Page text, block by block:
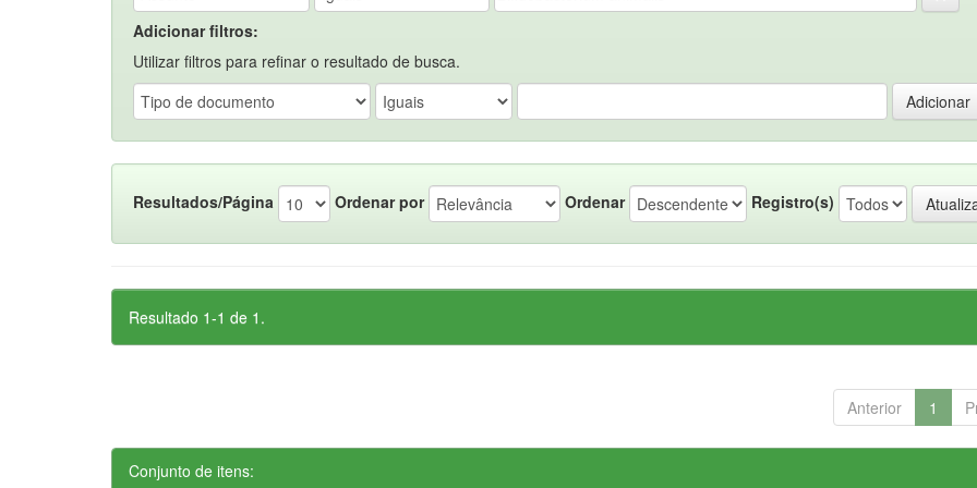
Adicionar filtros:
Utilizar filtros para refinar o resultado de busca.
Resultados/Página Ordenar por Ordenar Registro(s)
Resultado 1-1 de 1.
Anterior 1
Conjunto de itens: